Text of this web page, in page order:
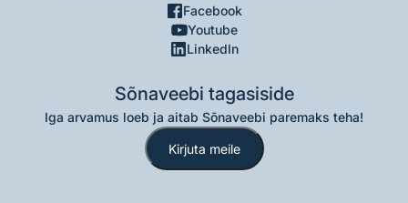
Facebook
Youtube
LinkedIn
Sõnaveebi tagasiside
Iga arvamus loeb ja aitab Sõnaveebi paremaks teha!
Kirjuta meile